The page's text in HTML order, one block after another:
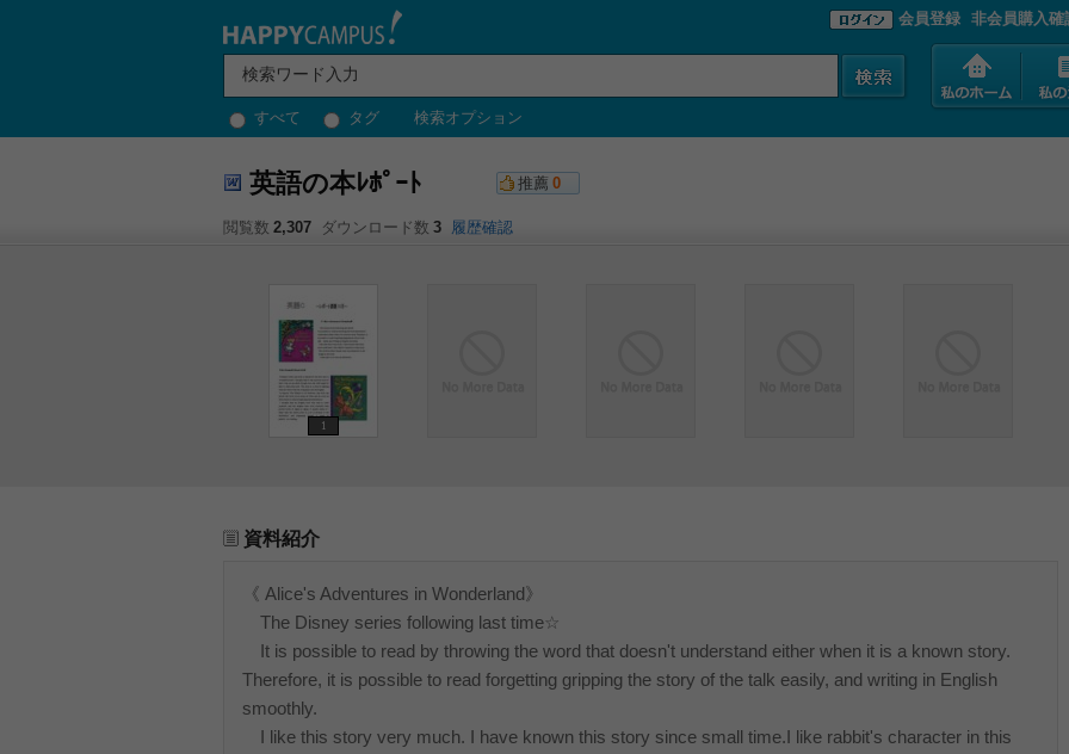
すべて タグ 検索オプション
会員登録 非会員購入確
英語の本ﾚﾎﾟｰﾄ 推薦 0
閲覧数 2,307 ダウンロード数 3 履歴確認
1
資料紹介
《 Alice's Adventures in Wonderland》
The Disney series following last time☆
It is possible to read by throwing the word that doesn't understand either when it is a known story.
Therefore, it is possible to read forgetting gripping the story of the talk easily, and writing in English
smoothly.
I like this story very much. I have known this story since small time.I like rabbit's character in this